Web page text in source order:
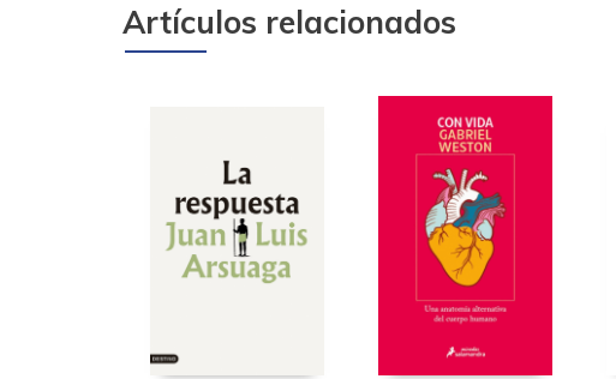
Artículos relacionados